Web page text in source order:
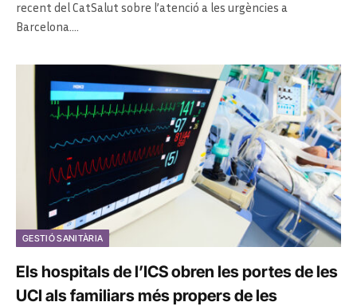
recent del CatSalut sobre l’atenció a les urgències a
Barcelona.…
GESTIÓ SANITÀRIA
Els hospitals de l’ICS obren les portes de les
UCI als familiars més propers de les